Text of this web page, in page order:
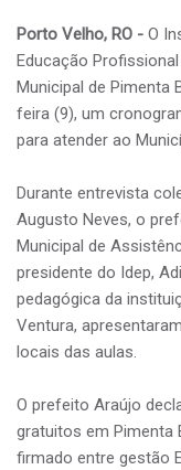
Porto Velho, RO - O
Educação
Municipal de Pimenta
feira (9), um
para atender ao
Durante entrevista
Augusto Neves, o
Municipal de
presidente do Idep,
pedagógica da
Ventura,
locais das aulas.
O prefeito Araújo
gratuitos em Pimenta
firmado entre gestão